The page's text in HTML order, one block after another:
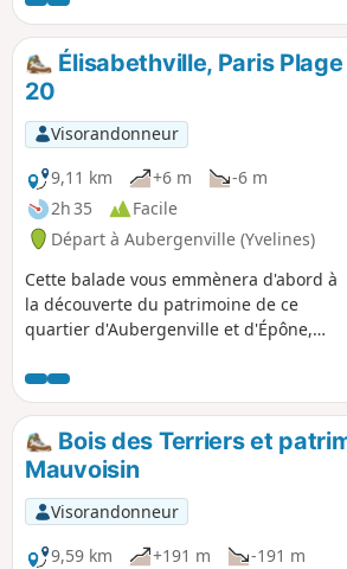
Élisabethville, Paris
20
Visorandonneur
9,11 km
+6 m
-6 m
2h 35
Facile
Départ à Aubergenville (Yvelines)
Cette balade vous emmènera d'abord à
la découverte du patrimoine de ce
quartier d'Aubergenville et d'Épône,
créée dans les années 20. Pour le retour
vous cheminerez au fil de la Mauldre et
du Giboin pour atteindre la « plage ».
Bois des Terriers et
Mauvoisin
Visorandonneur
9,59 km
+191 m
-191 m